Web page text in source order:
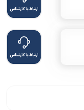
ارتباط با کارشناس
ارتباط با کارشناس